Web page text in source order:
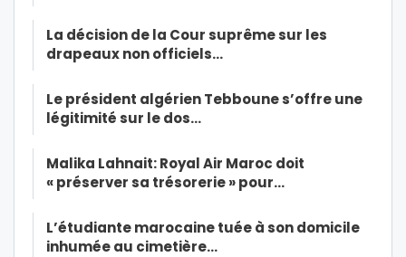
La décision de la Cour suprême sur les
drapeaux non officiels…
Le président algérien Tebboune s’offre une
légitimité sur le dos…
Malika Lahnait: Royal Air Maroc doit
« préserver sa trésorerie » pour…
L’étudiante marocaine tuée à son domicile
inhumée au cimetière…